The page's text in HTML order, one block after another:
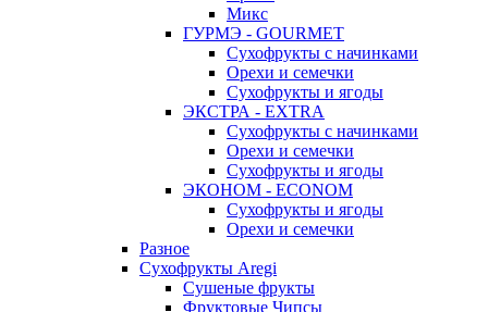
Микс
ГУРМЭ - GOURMET
Сухофрукты с начинками
Орехи и семечки
Сухофрукты и ягоды
ЭКСТРА - EXTRA
Сухофрукты с начинками
Орехи и семечки
Сухофрукты и ягоды
ЭКОНОМ - ECONOM
Сухофрукты и ягоды
Орехи и семечки
Разное
Сухофрукты Aregi
Сушеные фрукты
Фруктовые Чипсы